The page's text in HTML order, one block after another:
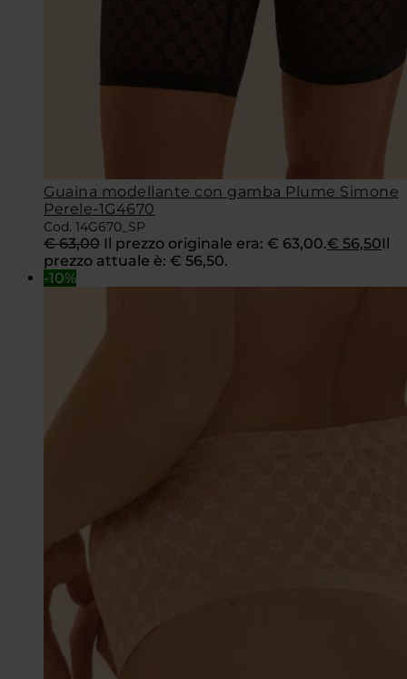
Guaina modellante con gamba Plume Simone
Perele-1G4670
Cod. 14G670_SP
€63,00 Il prezzo originale era: € 63,00.€ 56,50Il
prezzo attuale è: € 56,50.
-10%